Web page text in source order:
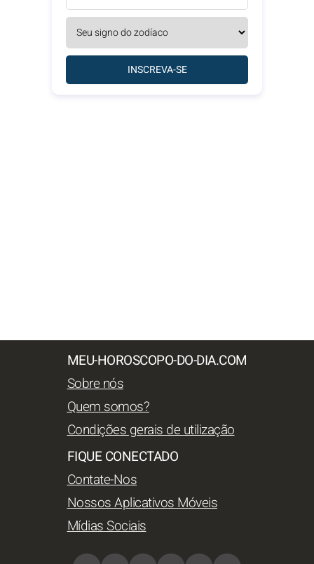
INSCREVA-SE
MEU-HOROSCOPO-DO-DIA.COM
Sobre nós
Quem somos?
Condições gerais de utilização
FIQUE CONECTADO
Contate-Nos
Nossos Aplicativos Móveis
Mídias Sociais